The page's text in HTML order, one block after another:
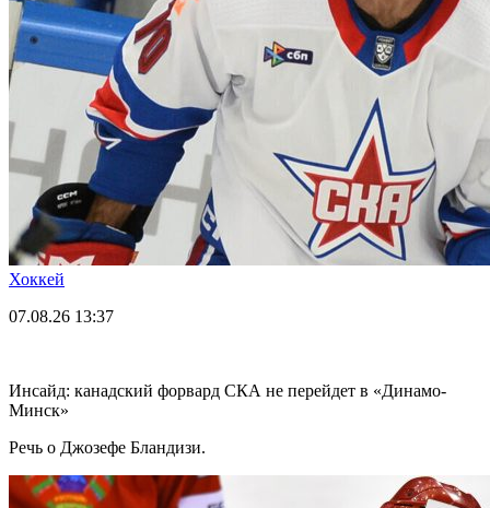
Хоккей
07.08.26 13:37
Инсайд: канадский форвард СКА не перейдет в «Динамо-
Минск»
Речь о Джозефе Бландизи.